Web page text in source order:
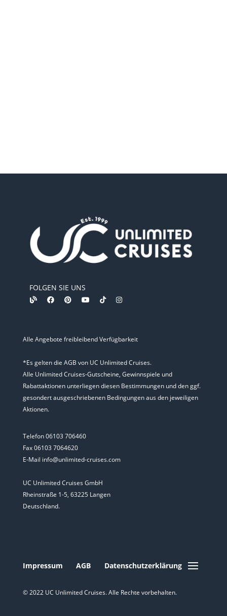
FOLGEN SIE UNS
Alle Angebote freibleibend Verfügbarkeit
*Es gelten die AGB von UC Unlimited Cruises.
Alle Unlimited Cruises-Gutscheine, Gewinnspiele und
Rabattaktionen unterliegen diesen Bestimmungen und den ggf.
gesondert ausgeschriebenen Bedingungen aus den jeweiligen
Aktionen.
Telefon 06103 706460
Fax 06103 7064620
E-Mail info@unlimited-cruises.com
UC Unlimited Cruises GmbH
Rheinstraße 1-5, 63225 Langen
Deutschland.
Impressum AGB Datenschutzerklärung
© 2022 UC Unlimited Cruises. Alle Rechte vorbehalten.